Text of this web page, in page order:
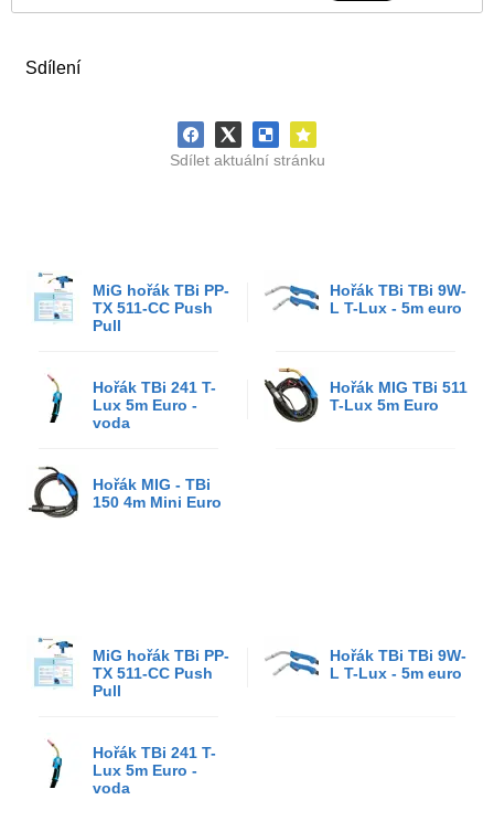
Sdílení
Sdílet aktuální stránku
MiG hořák TBi PP-
TX 511-CC Push
Pull
Hořák TBi TBi 9W-
L T-Lux - 5m euro
Hořák TBi 241 T-
Lux 5m Euro -
voda
Hořák MIG TBi 511
T-Lux 5m Euro
Hořák MIG - TBi
150 4m Mini Euro
MiG hořák TBi PP-
TX 511-CC Push
Pull
Hořák TBi TBi 9W-
L T-Lux - 5m euro
Hořák TBi 241 T-
Lux 5m Euro -
voda